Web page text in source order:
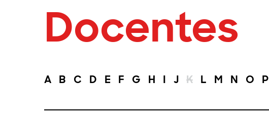
Docentes
A B C D E F G H I J K L M N O P